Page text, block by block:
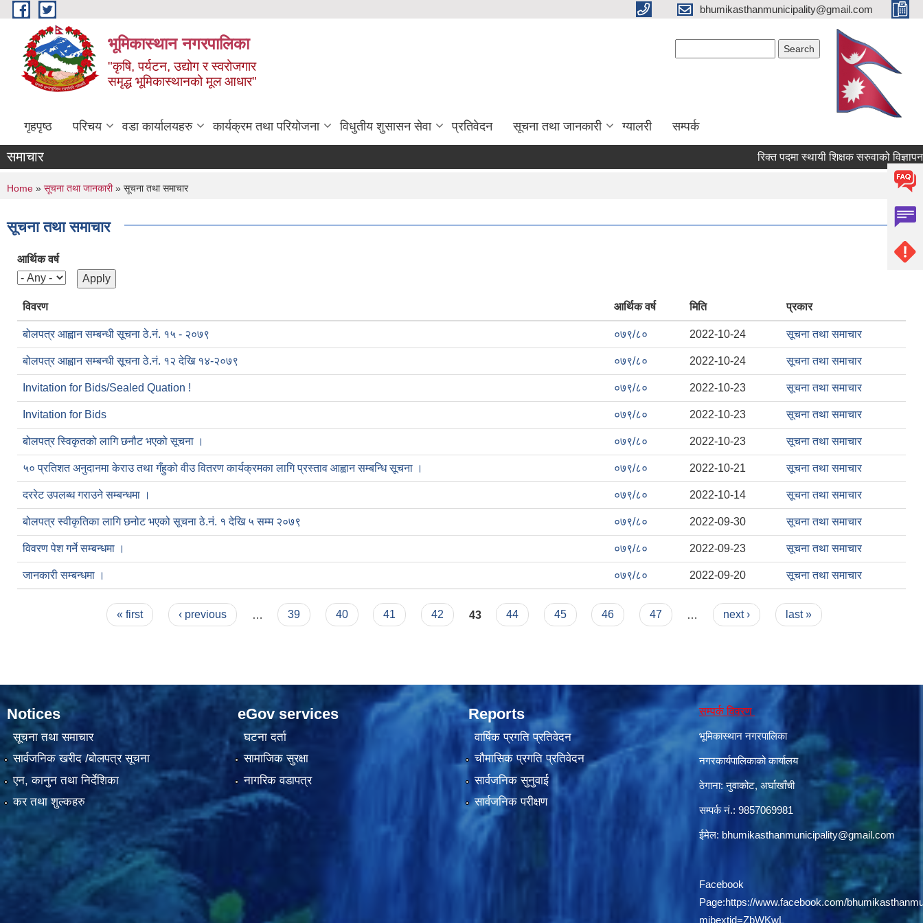
Skip to main content bhumikasthanmunicipality@gmail.com
भूमिकास्थान नगरपालिका
"कृषि, पर्यटन, उद्योग र स्वरोजगार
समृद्ध भूमिकास्थानको मूल आधार"
गृहपृष्ठ परिचय वडा कार्यालयहरु कार्यक्रम तथा परियोजना विधुतीय शुसासन सेवा प्रतिवेदन सूचना तथा जानकारी ग्यालरी सम्पर्क
समाचार रिक्त पदमा स्थायी शिक्षक सरुवाको विज्ञापन
You are here
Home » सूचना तथा जानकारी» सूचना तथा समाचार
सूचना तथा समाचार
आर्थिक वर्ष
विवरण आर्थिक वर्ष मिति प्रकार
बोलपत्र आह्वान सम्बन्धी सूचना ठे‍.नं. १५ - २०७९ ०७९/८० 2022-10-24 सूचना तथा समाचार
बोलपत्र आह्वान सम्बन्धी सूचना ठे‍.नं. १२ देखि १४-२०७९ ०७९/८० 2022-10-24 सूचना तथा समाचार
Invitation for Bids/Sealed Quation ! ०७९/८० 2022-10-23 सूचना तथा समाचार
Invitation for Bids ०७९/८० 2022-10-23 सूचना तथा समाचार
बोलपत्र स्विकृतको लागि छनौट भएको सूचना । ०७९/८० 2022-10-23 सूचना तथा समाचार
५० प्रतिशत अनुदानमा केराउ तथा गँहुको वीउ वितरण कार्यक्रमका लागि प्रस्ताव आह्वान सम्बन्धि सूचना । ०७९/८० 2022-10-21 सूचना तथा समाचार
दररेट उपलब्ध गराउने सम्बन्धमा । ०७९/८० 2022-10-14 सूचना तथा समाचार
बोलपत्र स्वीकृतिका लागि छनोट भएको सूचना ठे.नं. १ देखि ५ सम्म २०७९ ०७९/८० 2022-09-30 सूचना तथा समाचार
विवरण पेश गर्ने सम्बन्धमा । ०७९/८० 2022-09-23 सूचना तथा समाचार
जानकारी सम्बन्धमा । ०७९/८० 2022-09-20 सूचना तथा समाचार
« first ‹ previous 39 40 41 42 43 44 45 46 47 next › last »
Notices
सूचना तथा समाचार
सार्वजनिक खरीद /बोलपत्र सूचना
एन, कानुन तथा निर्देशिका
कर तथा शुल्कहरु
eGov services
घटना दर्ता
सामाजिक सुरक्षा
नागरिक वडापत्र
Reports
वार्षिक प्रगति प्रतिवेदन
चौमासिक प्रगति प्रतिवेदन
सार्वजनिक सुनुवाई
सार्वजनिक परीक्षण
सम्पर्क विवरण
भूमिकास्थान नगरपालिका
नगरकार्यपालिकाको कार्यालय
ठेगाना: नुवाकोट, अर्घाखाँची
सम्पर्क नं.: 9857069981
ईमेल: bhumikasthanmunicipality@gmail.com
Facebook
Page:https://www.facebook.com/
mibextid=ZbWKwL